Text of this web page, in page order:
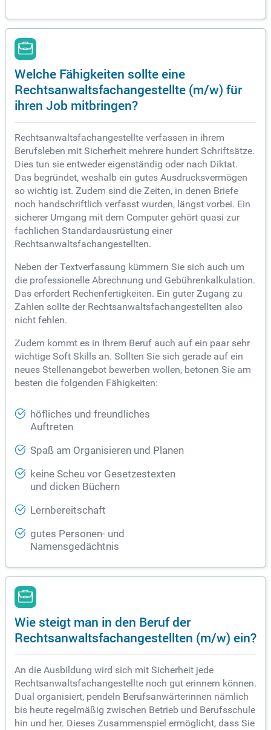
Welche Fähigkeiten sollte eine
Rechtsanwaltsfachangestellte (m/w) für
ihren Job mitbringen?
Rechtsanwaltsfachangestellte verfassen in ihrem
Berufsleben mit Sicherheit mehrere hundert Schriftsätze.
Dies tun sie entweder eigenständig oder nach Diktat.
Das begründet, weshalb ein gutes Ausdrucksvermögen
so wichtig ist. Zudem sind die Zeiten, in denen Briefe
noch handschriftlich verfasst wurden, längst vorbei. Ein
sicherer Umgang mit dem Computer gehört quasi zur
fachlichen Standardausrüstung einer
Rechtsanwaltsfachangestellten.
Neben der Textverfassung kümmern Sie sich auch um
die professionelle Abrechnung und Gebührenkalkulation.
Das erfordert Rechenfertigkeiten. Ein guter Zugang zu
Zahlen sollte der Rechtsanwaltsfachangestellten also
nicht fehlen.
Zudem kommt es in Ihrem Beruf auch auf ein paar sehr
wichtige Soft Skills an. Sollten Sie sich gerade auf ein
neues Stellenangebot bewerben wollen, betonen Sie am
besten die folgenden Fähigkeiten:
höfliches und freundliches
Auftreten
Spaß am Organisieren und Planen
keine Scheu vor Gesetzestexten
und dicken Büchern
Lernbereitschaft
gutes Personen- und
Namensgedächtnis
Wie steigt man in den Beruf der
Rechtsanwaltsfachangestellten (m/w) ein?
An die Ausbildung wird sich mit Sicherheit jede
Rechtsanwaltsfachangestellte noch gut erinnern können.
Dual organisiert, pendeln Berufsanwärterinnen nämlich
bis heute regelmäßig zwischen Betrieb und Berufsschule
hin und her. Dieses Zusammenspiel ermöglicht, dass Sie